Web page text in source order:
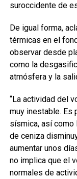
suroccidente de
De igual forma,
térmicas en el
observar desde
como la
atmósfera y la
“La actividad del
muy inestable. Es
sísmica, así
de ceniza
aumentar unos
no implica que el
normales de